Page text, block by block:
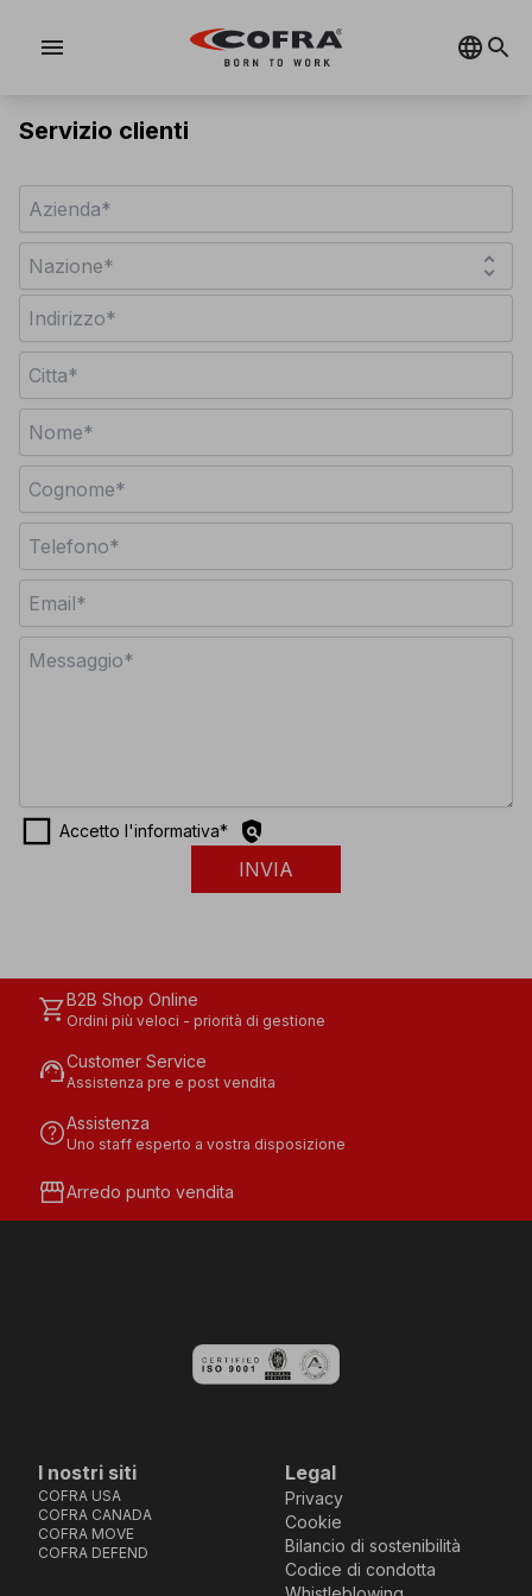
menu
Servizio clienti
Nazione* unfold_more
check_box_outline_blank Accetto l'informativa* policy
INVIA
shopping_cartB2B Shop Online
Ordini più veloci - priorità di gestione
support_agentCustomer Service
Assistenza pre e post vendita
helpAssistenza
Uno staff esperto a vostra disposizione
storefrontArredo punto vendita
I nostri siti
COFRA USA
COFRA CANADA
COFRA MOVE
COFRA DEFEND
Legal
Privacy
Cookie
Bilancio di sostenibilità
Codice di condotta